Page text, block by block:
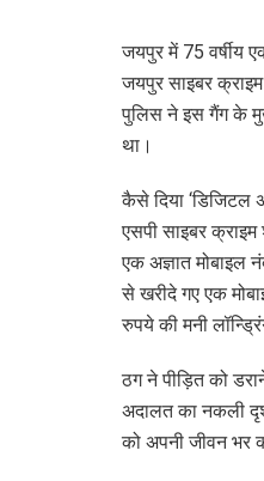
जयपुर में 75 वर्षीय
जयपुर साइबर
पुलिस ने इस गैंग के
था।
कैसे दिया ‘डिजिटल
एसपी साइबर
एक अज्ञात
से खरीदे गए एक
रुपये की मनी
ठग ने पीड़ित को
अदालत का नकली
को अपनी जीवन भर